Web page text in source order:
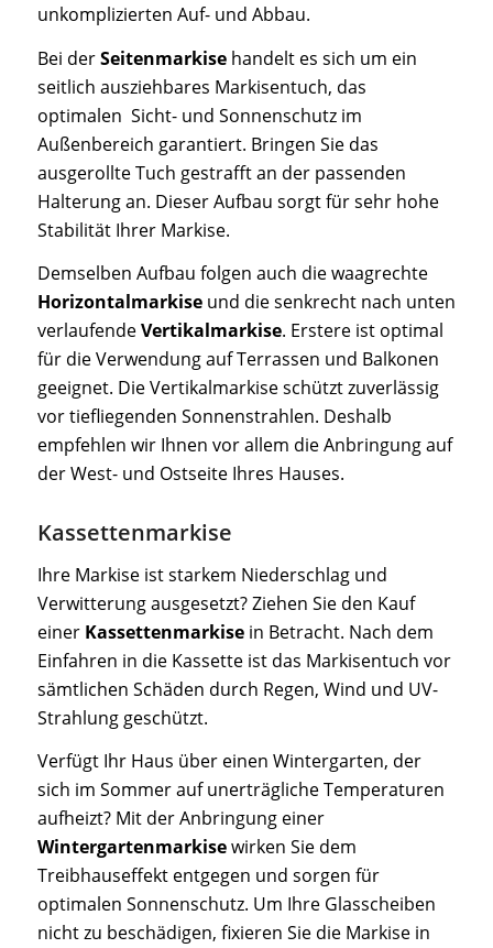
unkomplizierten Auf- und Abbau.
Bei derSeitenmarkise handelt es sich um ein
seitlich ausziehbares Markisentuch, das
optimalen Sicht- und Sonnenschutz im
Außenbereich garantiert. Bringen Sie das
ausgerollte Tuch gestrafft an der passenden
Halterung an. Dieser Aufbau sorgt für sehr hohe
Stabilität Ihrer Markise.
Demselben Aufbau folgen auch die waagrechte
Horizontalmarkise und die senkrecht nach unten
verlaufendeVertikalmarkise. Erstere ist optimal
für die Verwendung auf Terrassen und Balkonen
geeignet. Die Vertikalmarkise schützt zuverlässig
vor tiefliegenden Sonnenstrahlen. Deshalb
empfehlen wir Ihnen vor allem die Anbringung auf
der West- und Ostseite Ihres Hauses.
Kassettenmarkise
Ihre Markise ist starkem Niederschlag und
Verwitterung ausgesetzt? Ziehen Sie den Kauf
einer Kassettenmarkisein Betracht. Nach dem
Einfahren in die Kassette ist das Markisentuch vor
sämtlichen Schäden durch Regen, Wind und UV-
Strahlung geschützt.
Verfügt Ihr Haus über einen Wintergarten, der
sich im Sommer auf unerträgliche Temperaturen
aufheizt? Mit der Anbringung einer
Wintergartenmarkisewirken Sie dem
Treibhauseffekt entgegen und sorgen für
optimalen Sonnenschutz. Um Ihre Glasscheiben
nicht zu beschädigen, fixieren Sie die Markise in